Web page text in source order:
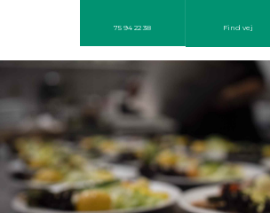
75 94 22 38 Find vej